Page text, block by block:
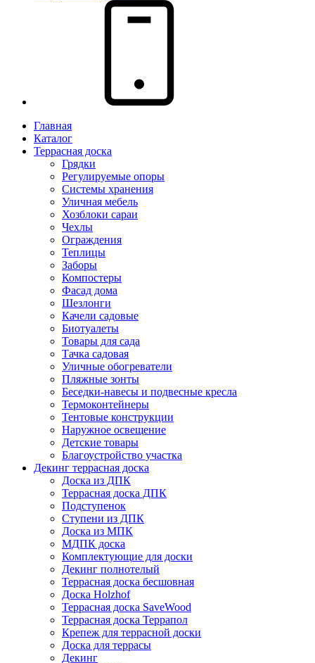
Главная
Каталог
Террасная доска
Грядки
Регулируемые опоры
Системы хранения
Уличная мебель
Хозблоки сараи
Чехлы
Ограждения
Теплицы
Заборы
Компостеры
Фасад дома
Шезлонги
Качели садовые
Биотуалеты
Товары для сада
Тачка садовая
Уличные обогреватели
Пляжные зонты
Беседки-навесы и подвесные кресла
Термоконтейнеры
Тентовые конструкции
Наружное освещение
Детские товары
Благоустройство участка
Декинг террасная доска
Доска из ДПК
Террасная доска ДПК
Подступенок
Ступени из ДПК
Доска из МПК
МДПК доска
Комплектующие для доски
Декинг полнотелый
Террасная доска бесшовная
Доска Holzhof
Террасная доска SaveWood
Террасная доска Террапол
Крепеж для террасной доски
Доска для террасы
Декинг